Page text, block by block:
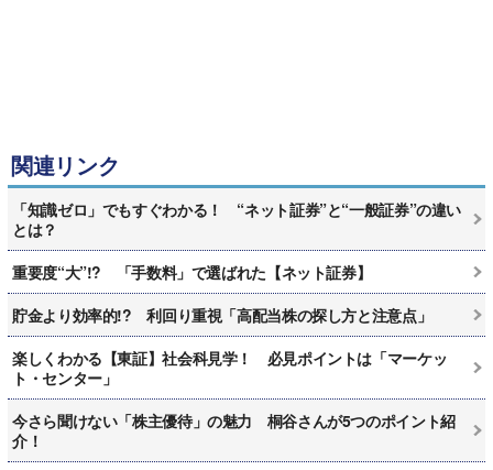
関連リンク
「知識ゼロ」でもすぐわかる！ “ネット証券”と“一般証券”の違い
とは？
重要度“大”!? 「手数料」で選ばれた【ネット証券】
貯金より効率的!? 利回り重視「高配当株の探し方と注意点」
楽しくわかる【東証】社会科見学！ 必見ポイントは「マーケッ
ト・センター」
今さら聞けない「株主優待」の魅力 桐谷さんが5つのポイント紹
介！